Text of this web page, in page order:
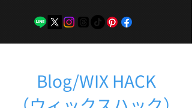
Blog/WIX HACK